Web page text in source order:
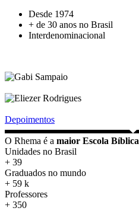
Desde 1974
+ de 30 anos no Brasil
Interdenominacional
Depoimentos
O Rhema é a maior Escola Bíblica
Unidades no Brasil
+ 39
Graduados no mundo
+ 59 k
Professores
+ 350